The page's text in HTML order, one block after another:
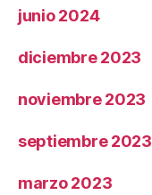
junio 2024
diciembre 2023
noviembre 2023
septiembre 2023
marzo 2023